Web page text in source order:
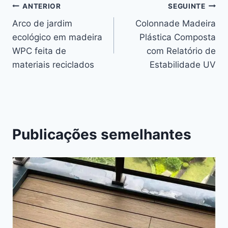
Navegação
de
artigos
ANTERIOR
Arco de jardim
ecológico em madeira
WPC feita de
materiais reciclados
SEGUINTE
Colonnade Madeira
Plástica Composta
com Relatório de
Estabilidade UV
Publicações semelhantes